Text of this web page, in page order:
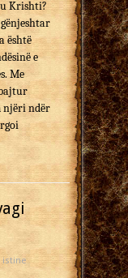
Krishti?
është
e
Me
njëri ndër
istine